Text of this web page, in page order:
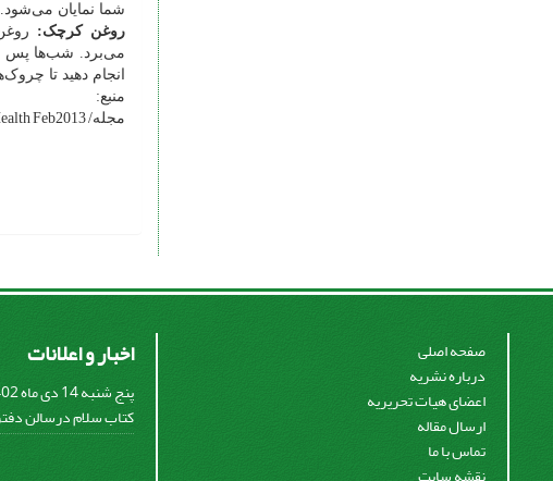
شما نمایان می‌شود.
روغن کرچک:
می‌برد. شب‌ها پس
انجام دهید تا
منبع:
مجله/Feb2013
صفحه اصلی
درباره نشریه
اعضای هیات تحریریه
ارسال مقاله
تماس با ما
اخبار و اعلانات
کتاب سلام درسالن